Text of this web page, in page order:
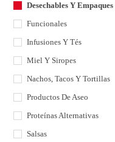
Desechables Y Empaques
Funcionales
Infusiones Y Tés
Miel Y Siropes
Nachos, Tacos Y Tortillas
Productos De Aseo
Proteínas Alternativas
Salsas